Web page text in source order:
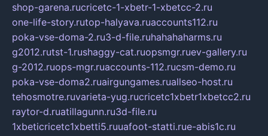
shop-garena.rucricetc-1-xbetr-1-xbetcc-2.ru
one-life-story.rutop-halyava.ruaccounts112.ru
poka-vse-doma-2.ru3-d-file.ruhahahaharms.ru
g2012.rutst-1.rushaggy-cat.ruopsmgr.ruev-gallery.ru
g-2012.ruops-mgr.ruaccounts-112.rucsm-demo.ru
poka-vse-doma2.ruairgungames.ruallseo-host.ru
tehosmotre.ruvarieta-yug.rucricetc1xbetr1xbetcc2.ru
raytor-d.ruatillagunn.ru3d-file.ru
1xbeticricetc1xbetti5.ruuafoot-statti.rue-abis1c.ru